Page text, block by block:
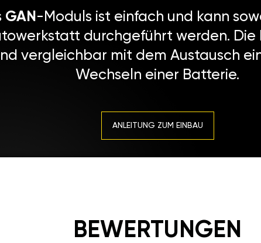
GAN -Moduls ist einfach und kann
durchgeführt werden.
vergleichbar mit dem Austausch
Wechseln einer Batterie.
ANLEITUNG ZUM EINBAU
BEWERTUNGEN